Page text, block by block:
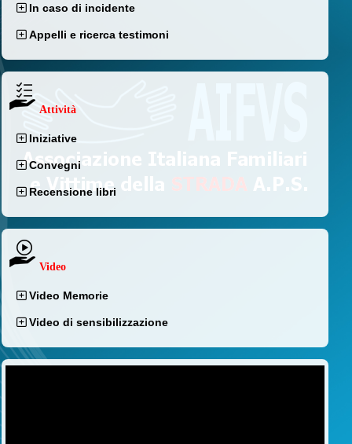
In caso di incidente
Appelli e ricerca testimoni
Attività
Iniziative
Convegni
Recensione libri
Video
Video Memorie
Video di sensibilizzazione